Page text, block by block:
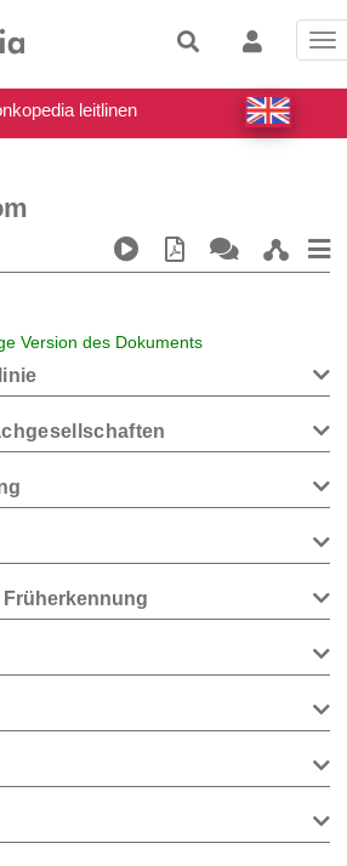
Version des Dokuments